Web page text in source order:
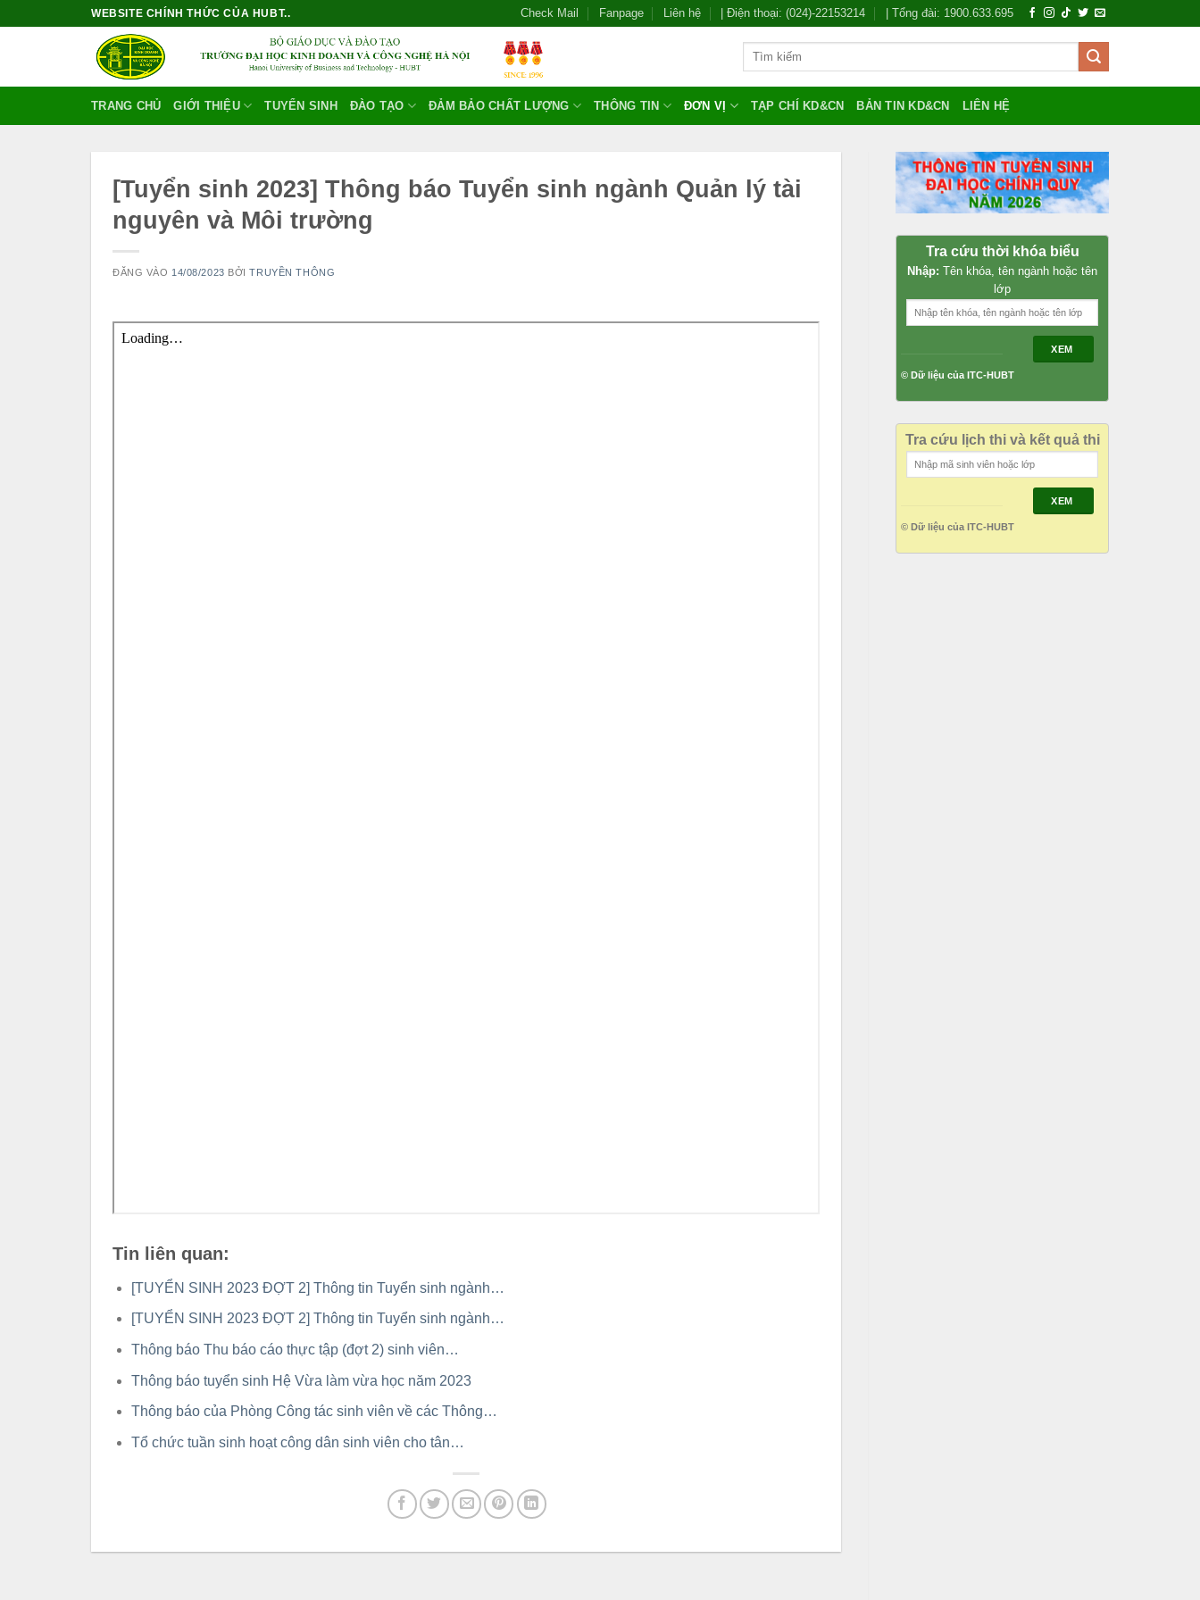
WEBSITE CHÍNH THỨC CỦA HUBT.. Check Mail Fanpage Liên hệ | Điện thoại: (024)-22153214 | Tổng đài: 1900.633.695
TRANG CHỦ GIỚI THIỆU TUYỂN SINH ĐÀO TẠO ĐẢM BẢO CHẤT LƯỢNG THÔNG TIN ĐƠN VỊ TẠP CHÍ KD&CN BẢN TIN KD&CN LIÊN HỆ
[Tuyển sinh 2023] Thông báo Tuyển sinh ngành Quản lý tài
nguyên và Môi trường
ĐĂNG VÀO 14/08/2023 BỞITRUYỀN THÔNG
Tin liên quan:
[TUYỂN SINH 2023 ĐỢT 2] Thông tin Tuyển sinh ngành…
[TUYỂN SINH 2023 ĐỢT 2] Thông tin Tuyển sinh ngành…
Thông báo Thu báo cáo thực tập (đợt 2) sinh viên…
Thông báo tuyển sinh Hệ Vừa làm vừa học năm 2023
Thông báo của Phòng Công tác sinh viên về các Thông…
Tổ chức tuần sinh hoạt công dân sinh viên cho tân…
Tra cứu thời khóa biểu
Nhập: Tên khóa, tên ngành hoặc tên
lớp
XEM
© Dữ liệu của ITC-HUBT
Tra cứu lịch thi và kết quả thi
XEM
© Dữ liệu của ITC-HUBT